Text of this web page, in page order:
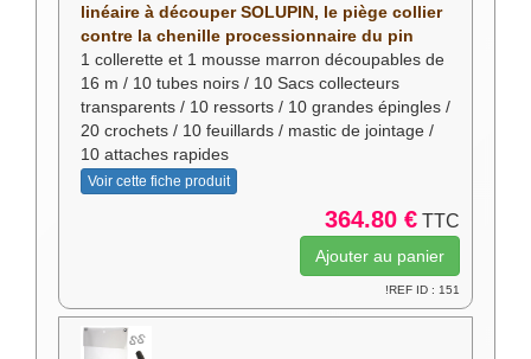
linéaire à découper SOLUPIN, le piège collier
contre la chenille processionnaire du pin
1 collerette et 1 mousse marron découpables de
16 m / 10 tubes noirs / 10 Sacs collecteurs
transparents / 10 ressorts / 10 grandes épingles /
20 crochets / 10 feuillards / mastic de jointage /
10 attaches rapides
Voir cette fiche produit
364.80 € TTC
!REF ID : 151